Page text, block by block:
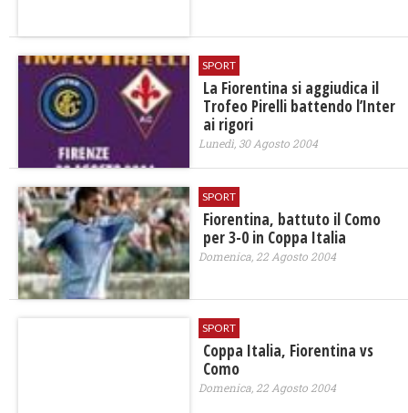
SPORT
La Fiorentina si aggiudica il
Trofeo Pirelli battendo l’Inter
ai rigori
Lunedì, 30 Agosto 2004
SPORT
Fiorentina, battuto il Como
per 3-0 in Coppa Italia
Domenica, 22 Agosto 2004
SPORT
Coppa Italia, Fiorentina vs
Como
Domenica, 22 Agosto 2004